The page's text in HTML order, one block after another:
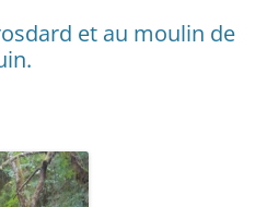
et au moulin de